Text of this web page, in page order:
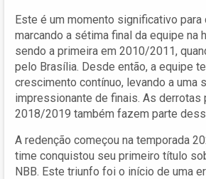
Este é um momento significativo para
marcando a sétima final da equipe na
sendo a primeira em 2010/2011,
pelo Brasília. Desde então, a equipe
crescimento contínuo, levando a uma
impressionante de finais. As derrotas
2018/2019 também fazem parte
A redenção começou na temporada
time conquistou seu primeiro título
NBB. Este triunfo foi o início de uma